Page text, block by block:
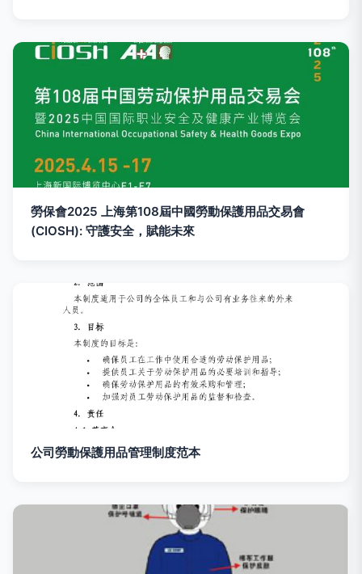
勞保會2025 上海第108屆中國勞動保護用品交易會
(CIOSH): 守護安全，賦能未來
公司勞動保護用品管理制度范本